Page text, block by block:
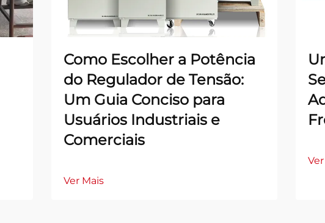
Como Escolher a Potência
do Regulador de Tensão:
Um Guia Conciso para
Usuários Industriais e
Comerciais
Ver Mais